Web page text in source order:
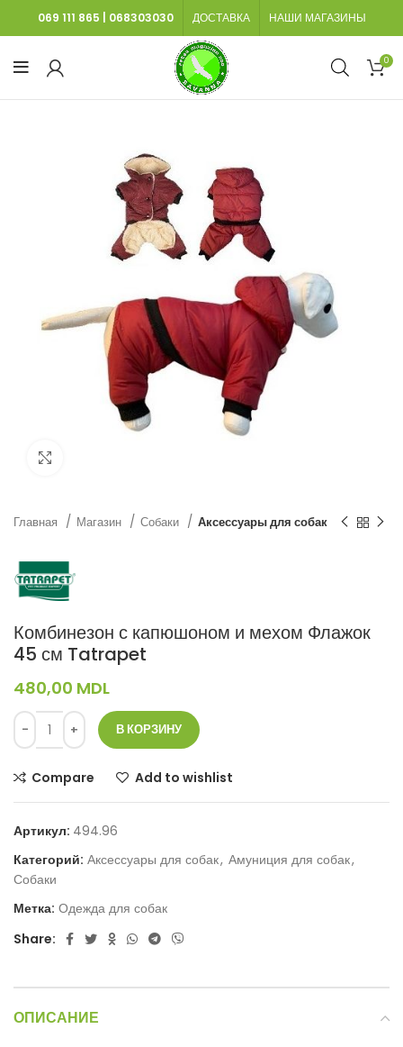
069 111 865 068303030 ДОСТАВКА НАШИ МАГАЗИНЫ
0
Главная Магазин Собаки Аксессуары для собак
Комбинезон с капюшоном и мехом Флажок
45 см Tatrapet
480,00 MDL
В КОРЗИНУ
Compare Add to wishlist
Артикул: 494.96
Категорий: Аксессуары для собак, Амуниция для собак,
Собаки
Метка: Одежда для собак
Share:
ОПИСАНИЕ